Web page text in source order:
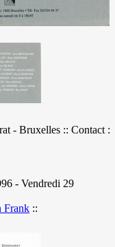
- Bruxelles :: Contact :
- Vendredi 29
Frank ::